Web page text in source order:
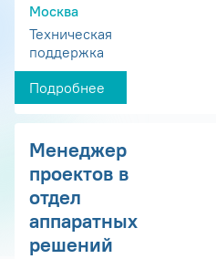
Москва
Техническая
поддержка
Подробнее
Менеджер
проектов в
отдел
аппаратных
решений